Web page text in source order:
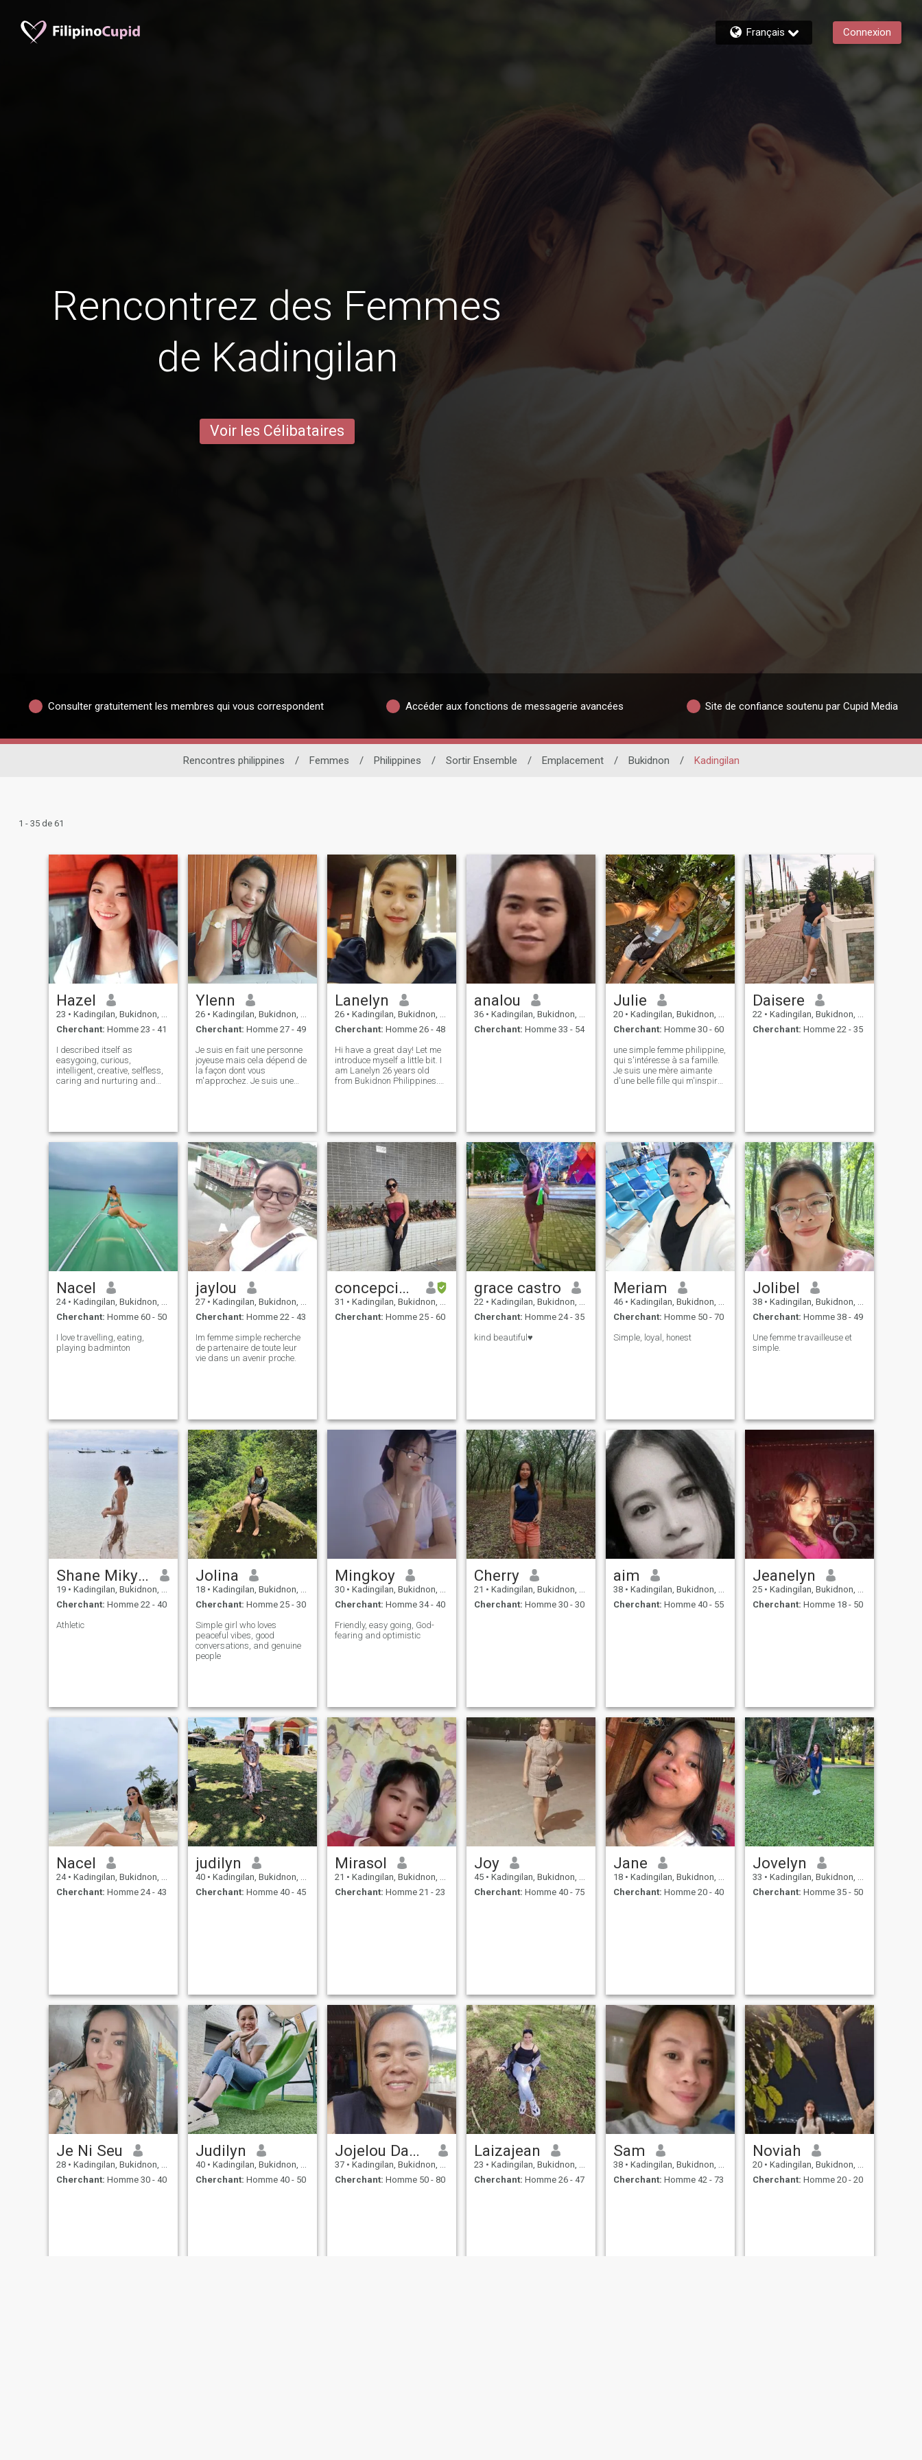
Français Connexion
Rencontrez des Femmes
de Kadingilan
Voir les Célibataires
Consulter gratuitement les membres qui vous correspondent Accéder aux fonctions de messagerie avancées Site de confiance soutenu par Cupid Media
Rencontres philippines / Femmes / Philippines / Sortir Ensemble / Emplacement / Bukidnon / Kadingilan
1 - 35 de 61
Hazel
23 • Kadingilan, Bukidnon, Philippines
Cherchant: Homme 23 - 41
I described itself as
easygoing, curious,
intelligent, creative, selfless,
caring and nurturing and
sensitive but highly intuitive,
forget
Ylenn
26 • Kadingilan, Bukidnon, Philippines
Cherchant: Homme 27 - 49
Je suis en fait une personne
joyeuse mais cela dépend de
la façon dont vous
m'approchez. Je suis une
embêtez pas à m'envoyer un
message. La beauté est
subjective, si vous pensez
que je ne suis pas jolie, s'il
vous plaît gardez-le dans
votre esprit parce que je n'ai
pas besoin de votre opinion
Lanelyn
26 • Kadingilan, Bukidnon, Philippines
Cherchant: Homme 26 - 48
Hi have a great day! Let me
introduce myself a little bit. I
am Lanelyn 26 years old
from Bukidnon Philippines.
how busy he is I'm his p
analou
36 • Kadingilan, Bukidnon, Philippines
Cherchant: Homme 33 - 54
Julie
20 • Kadingilan, Bukidnon, Philippines
Cherchant: Homme 30 - 60
une simple femme philippine,
qui s'intéresse à sa famille.
Je suis une mère aimante
d'une belle fille qui m'inspire
communication et la
confiance dans toute relation.
Daisere
22 • Kadingilan, Bukidnon, Philippines
Cherchant: Homme 22 - 35
Nacel
24 • Kadingilan, Bukidnon, Philippines
Cherchant: Homme 60 - 50
I love travelling, eating,
playing badminton
jaylou
27 • Kadingilan, Bukidnon, Philippines
Cherchant: Homme 22 - 43
Im femme simple recherche
de partenaire de toute leur
vie dans un avenir proche.
concepcion
31 • Kadingilan, Bukidnon, Philippines
Cherchant: Homme 25 - 60
grace castro
22 • Kadingilan, Bukidnon, Philippines
Cherchant: Homme 24 - 35
kind beautiful♥️
Meriam
46 • Kadingilan, Bukidnon, Philippines
Cherchant: Homme 50 - 70
Simple, loyal, honest
Jolibel
38 • Kadingilan, Bukidnon, Philippines
Cherchant: Homme 38 - 49
Une femme travailleuse et
simple.
Shane Mikylla
19 • Kadingilan, Bukidnon, Philippines
Cherchant: Homme 22 - 40
Athletic
Jolina
18 • Kadingilan, Bukidnon, Philippines
Cherchant: Homme 25 - 30
Simple girl who loves
peaceful vibes, good
conversations, and genuine
people
Mingkoy
30 • Kadingilan, Bukidnon, Philippines
Cherchant: Homme 34 - 40
Friendly, easy going, God-
fearing and optimistic
Cherry
21 • Kadingilan, Bukidnon, Philippines
Cherchant: Homme 30 - 30
aim
38 • Kadingilan, Bukidnon, Philippines
Cherchant: Homme 40 - 55
Jeanelyn
25 • Kadingilan, Bukidnon, Philippines
Cherchant: Homme 18 - 50
Nacel
24 • Kadingilan, Bukidnon, Philippines
Cherchant: Homme 24 - 43
judilyn
40 • Kadingilan, Bukidnon, Philippines
Cherchant: Homme 40 - 45
Mirasol
21 • Kadingilan, Bukidnon, Philippines
Cherchant: Homme 21 - 23
Joy
45 • Kadingilan, Bukidnon, Philippines
Cherchant: Homme 40 - 75
Jane
18 • Kadingilan, Bukidnon, Philippines
Cherchant: Homme 20 - 40
Jovelyn
33 • Kadingilan, Bukidnon, Philippines
Cherchant: Homme 35 - 50
Je Ni Seu
28 • Kadingilan, Bukidnon, Philippines
Cherchant: Homme 30 - 40
Judilyn
40 • Kadingilan, Bukidnon, Philippines
Cherchant: Homme 40 - 50
Jojelou Daguplo
37 • Kadingilan, Bukidnon, Philippines
Cherchant: Homme 50 - 80
Laizajean
23 • Kadingilan, Bukidnon, Philippines
Cherchant: Homme 26 - 47
Sam
38 • Kadingilan, Bukidnon, Philippines
Cherchant: Homme 42 - 73
Noviah
20 • Kadingilan, Bukidnon, Philippines
Cherchant: Homme 20 - 20